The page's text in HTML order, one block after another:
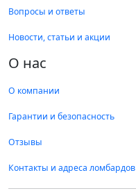
Вопросы и ответы
Новости, статьи и акции
О нас
О компании
Гарантии и безопасность
Отзывы
Контакты и адреса ломбардов